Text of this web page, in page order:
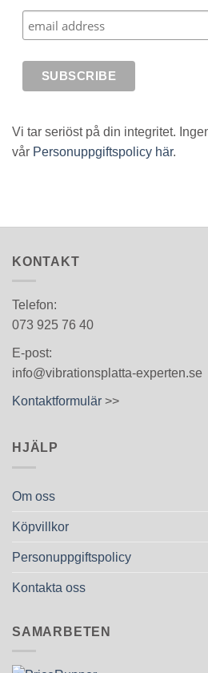
Vi tar seriöst på din integritet.
vår Personuppgiftspolicy här.
KONTAKT
Telefon:
073 925 76 40
E-post:
info@vibrationsplatta-experten.se
Kontaktformulär >>
HJÄLP
Om oss
Köpvillkor
Personuppgiftspolicy
Kontakta oss
SAMARBETEN